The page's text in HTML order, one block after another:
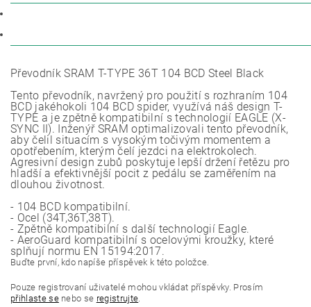
Převodník SRAM T-TYPE 36T 104 BCD Steel Black
Tento převodník, navržený pro použití s rozhraním 104
BCD jakéhokoli 104 BCD spider, využívá náš design T-
TYPE a je zpětně kompatibilní s technologií EAGLE (X-
SYNC II). Inženýř SRAM optimalizovali tento převodník,
aby čelil situacím s vysokým točivým momentem a
opotřebením, kterým čelí jezdci na elektrokolech.
Agresivní design zubů poskytuje lepší držení řetězu pro
hladší a efektivnější pocit z pedálu se zaměřením na
dlouhou životnost.
- 104 BCD kompatibilní.
- Ocel (34T,36T,38T).
- Zpětně kompatibilní s další technologií Eagle.
- AeroGuard kompatibilní s ocelovými kroužky, které
splňují normu EN 15194:2017.
Buďte první, kdo napíše příspěvek k této položce.
Pouze registrovaní uživatelé mohou vkládat příspěvky. Prosím
přihlaste senebo se registrujte.